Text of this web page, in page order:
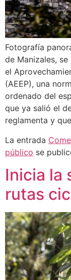
Fotografía
de Manizales,
el
(AEEP), una
ordenado del
que ya salió el
reglamenta y
La entrada
público se
Inicia la
rutas